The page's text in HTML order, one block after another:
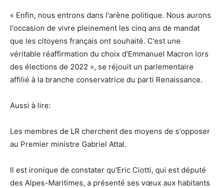
« Enfin, nous entrons dans l'arène politique. Nous aurons
l'occasion de vivre pleinement les cinq ans de mandat
que les citoyens français ont souhaité. C'est une
véritable réaffirmation du choix d'Emmanuel Macron lors
des élections de 2022 », se réjouit un parlementaire
affilié à la branche conservatrice du parti Renaissance.
Aussi à lire:
Les membres de LR cherchent des moyens de s'opposer
au Premier ministre Gabriel Attal.
Il est ironique de constater qu'Eric Ciotti, qui est député
des Alpes-Maritimes, a présenté ses vœux aux habitants